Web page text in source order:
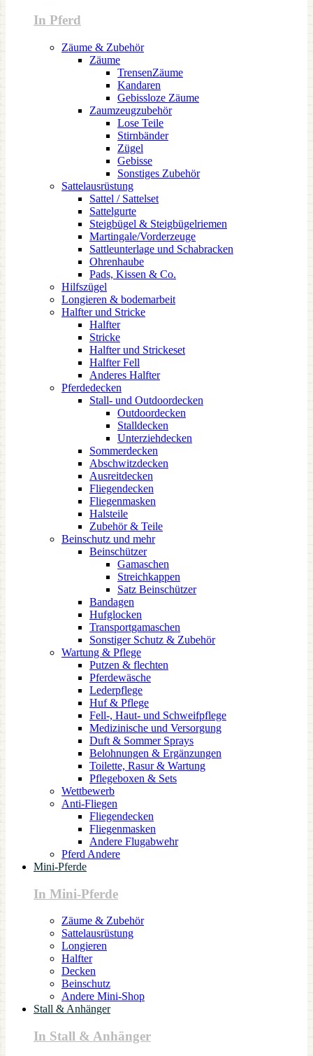
In Pferd
Zäume & Zubehör
Zäume
TrensenZäume
Kandaren
Gebissloze Zäume
Zaumzeugzubehör
Lose Teile
Stirnbänder
Zügel
Gebisse
Sonstiges Zubehör
Sattelausrüstung
Sattel / Sattelset
Sattelgurte
Steigbügel & Steigbügelriemen
Martingale/Vorderzeuge
Sattleunterlage und Schabracken
Ohrenhaube
Pads, Kissen & Co.
Hilfszügel
Longieren & bodemarbeit
Halfter und Stricke
Halfter
Stricke
Halfter und Strickeset
Halfter Fell
Anderes Halfter
Pferdedecken
Stall- und Outdoordecken
Outdoordecken
Stalldecken
Unterziehdecken
Sommerdecken
Abschwitzdecken
Ausreitdecken
Fliegendecken
Fliegenmasken
Halsteile
Zubehör & Teile
Beinschutz und mehr
Beinschützer
Gamaschen
Streichkappen
Satz Beinschützer
Bandagen
Hufglocken
Transportgamaschen
Sonstiger Schutz & Zubehör
Wartung & Pflege
Putzen & flechten
Pferdewäsche
Lederpflege
Huf & Pflege
Fell-, Haut- und Schweifpflege
Medizinische und Versorgung
Duft & Sommer Sprays
Belohnungen & Ergänzungen
Toilette, Rasur & Wartung
Pflegeboxen & Sets
Wettbewerb
Anti-Fliegen
Fliegendecken
Fliegenmasken
Andere Flugabwehr
Pferd Andere
Mini-Pferde
In Mini-Pferde
Zäume & Zubehör
Sattelausrüstung
Longieren
Halfter
Decken
Beinschutz
Andere Mini-Shop
Stall & Anhänger
In Stall & Anhänger